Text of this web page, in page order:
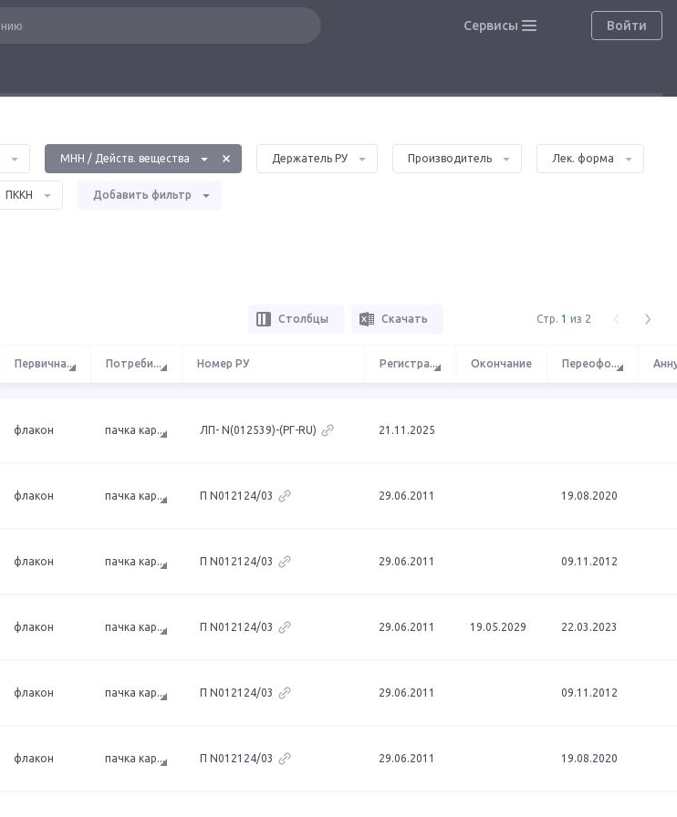
Сервисы Войти
МНН / Действ. вещества Держатель РУ Производитель Лек. форма
ПККН Добавить фильтр
Столбцы Скачать Стр. 1 из 2
Первична... Потреби... Номер РУ Регистра... Окончание Переофо...
флакон пачка кар... ЛП- N(012539)-(РГ-RU) 21.11.2025
флакон пачка кар... П N012124/03 29.06.2011 19.08.2020
флакон пачка кар... П N012124/03 29.06.2011 09.11.2012
флакон пачка кар... П N012124/03 29.06.2011 19.05.2029 22.03.2023
флакон пачка кар... П N012124/03 29.06.2011 09.11.2012
флакон пачка кар... П N012124/03 29.06.2011 19.08.2020